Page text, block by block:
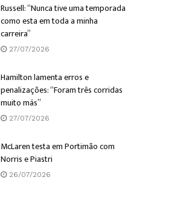
Russell: “Nunca tive uma temporada
como esta em toda a minha
carreira”
27/07/2026
Hamilton lamenta erros e
penalizações: “Foram três corridas
muito más”
27/07/2026
McLaren testa em Portimão com
Norris e Piastri
26/07/2026